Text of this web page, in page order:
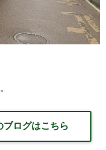
ログはこちら